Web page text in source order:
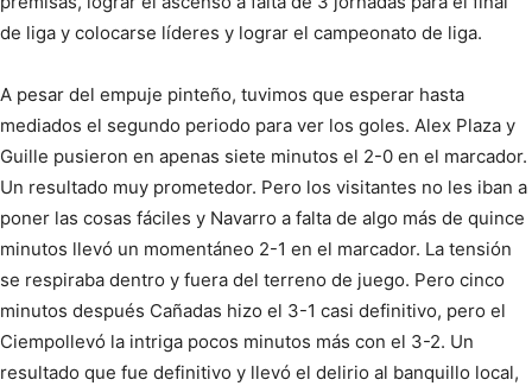
de liga y colocarse líderes y lograr el campeonato de liga.
A pesar del empuje pinteño, tuvimos que esperar hasta
mediados el segundo periodo para ver los goles. Alex Plaza y
Guille pusieron en apenas siete minutos el 2-0 en el marcador.
Un resultado muy prometedor. Pero los visitantes no les iban a
poner las cosas fáciles y Navarro a falta de algo más de quince
minutos llevó un momentáneo 2-1 en el marcador. La tensión
se respiraba dentro y fuera del terreno de juego. Pero cinco
minutos después Cañadas hizo el 3-1 casi definitivo, pero el
Ciempollevó la intriga pocos minutos más con el 3-2. Un
resultado que fue definitivo y llevó el delirio al banquillo local,